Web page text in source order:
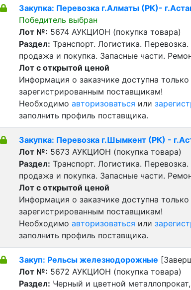
Закупка: Перевозка г.Алматы (РК)-
Победитель выбран
Лот №: 5674 АУКЦИОН (покупка товара)
Раздел: Транспорт. Логистика.
продажа и покупка. Запасные части.
Лот с открытой ценой
Информация о заказчике доступна только
зарегистрированным поставщикам!
Необходимо авторизоваться или
заполнить профиль поставщика.
Закупка: Перевозка г.Шымкент (РК) -
Лот №: 5673 АУКЦИОН (покупка товара)
Раздел: Транспорт. Логистика.
продажа и покупка. Запасные части.
Лот с открытой ценой
Информация о заказчике доступна только
зарегистрированным поставщикам!
Необходимо авторизоваться или
заполнить профиль поставщика.
Закуп: Рельсы железнодорожные
Лот №: 5672 АУКЦИОН (покупка товара)
Раздел: Черный и цветной